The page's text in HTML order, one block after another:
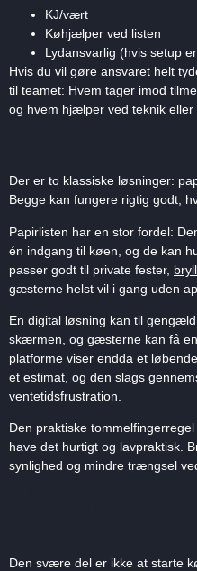
KJ/vært
Køhjælper ved listen
Lydansvarlig (hvis setup
Hvis du vil gøre ansvaret helt
til teamet: Hvem tager imod
og hvem hjælper ved teknik eller
Der er to klassiske løsninger:
Begge kan fungere rigtig godt,
Papirlisten har en stor fordel:
én indgang til køen, og de kan
passer godt til private fester,
gæsterne helst vil i gang uden
En digital løsning kan til
skærmen, og gæsterne kan få
platforme viser endda et
et estimat, og den slags
ventetidsfrustration.
Den praktiske
have det hurtigt og lavpraktisk.
synlighed og mindre trængsel
Den svære del er ikke at starte